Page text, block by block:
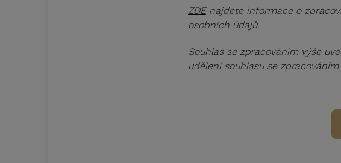
ZDEnajdete informace o
osobních údajů.
Souhlas se zpracováním výše
udělení souhlasu se